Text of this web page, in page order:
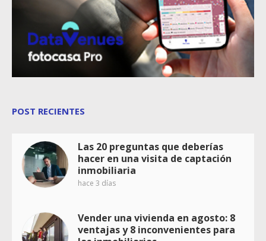
POST RECIENTES
Las 20 preguntas que deberías
hacer en una visita de captación
inmobiliaria
hace 3 días
Vender una vivienda en agosto: 8
ventajas y 8 inconvenientes para